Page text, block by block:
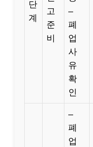
단
계
고
준
비
–
폐
업
사
유
확
인
–
폐
업